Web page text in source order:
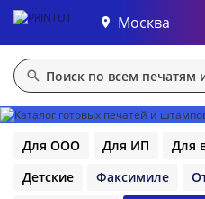
Москва
Для ООО Для ИП Для
Детские
Факсимиле